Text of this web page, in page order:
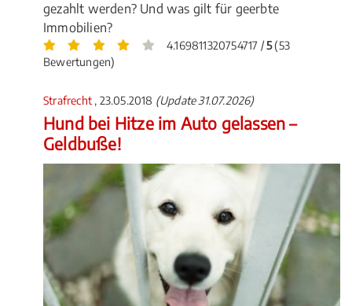
gezahlt werden? Und was gilt für geerbte
Immobilien?
4.169811320754717 /5(53
Bewertungen)
Strafrecht , 23.05.2018 (Update 31.07.2026)
Hund bei Hitze im Auto gelassen –
Geldbuße!